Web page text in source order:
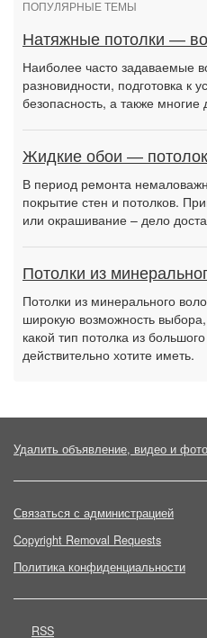
ПОПУЛЯРНЫЕ ТЕМЫ
Натяжные потолки —
Наиболее часто задаваемые
разновидности, подготовка к
безопасность, а также многие
Жидкие обои —
В период ремонта
покрытие стен и потолков.
или окрашивание – дело
Потолки из
Потолки из минерального
широкую возможность
какой тип потолка из
действительно хотите иметь.
Удалить объявление, видео и фото
Связаться с администрацией
Copyright Removal Requests
Политика конфиденциальности
RSS